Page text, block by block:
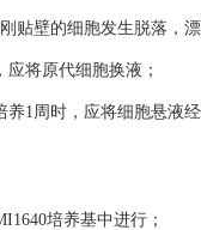
壁的细胞发生脱落，
将原代细胞换液；
1周时，应将细胞悬液
培养基中进行；